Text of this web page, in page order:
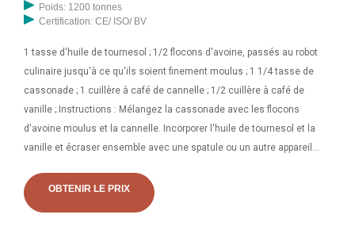
Poids: 1200 tonnes
Certification: CE/ ISO/ BV
1 tasse d'huile de tournesol ; 1/2 flocons d'avoine, passés au robot
culinaire jusqu'à ce qu'ils soient finement moulus ; 1 1/4 tasse de
cassonade ; 1 cuillère à café de cannelle ; 1/2 cuillère à café de
vanille ; Instructions : Mélangez la cassonade avec les flocons
d'avoine moulus et la cannelle. Incorporer l'huile de tournesol et la
vanille et écraser ensemble avec une spatule ou un autre appareil
Ingrédients : Sel de mer évaporé, *Huile de carthame pressée à haute
teneur en acide oléique (Carthamus tinctorius), *Tournesol pressé à
OBTENIR LE PRIX